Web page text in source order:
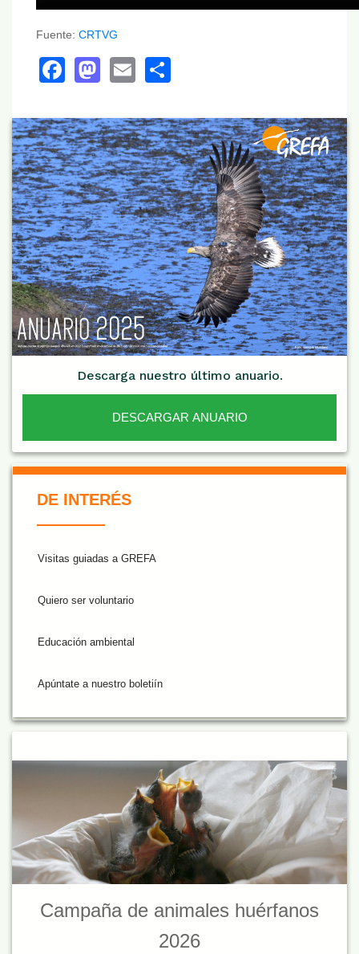
Fuente: CRTVG
Facebook
Mastodon
Email
Descarga nuestro último anuario.
DESCARGAR ANUARIO
De Interés NARANJA
DE INTERÉS
Visitas guiadas a GREFA
Quiero ser voluntario
Educación ambiental
Apúntate a nuestro boletiín
Campaña de animales huérfanos
2026